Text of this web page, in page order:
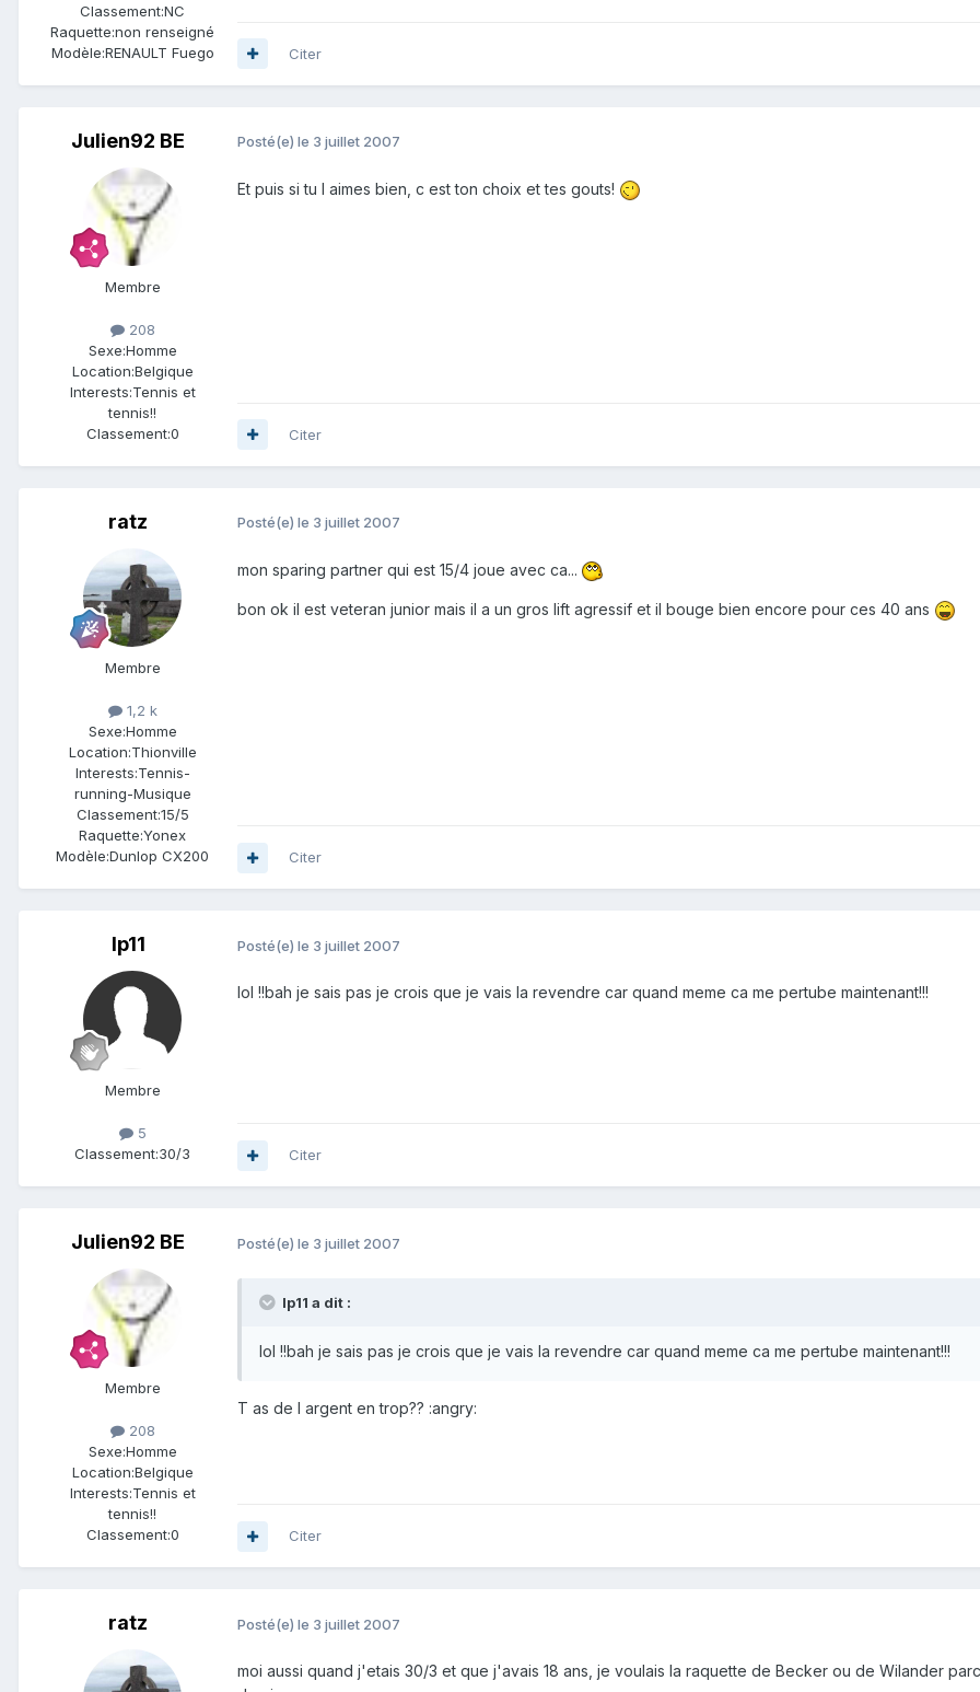
Classement:NC
Raquette:non renseigné
Modèle:RENAULT Fuego Citer
Julien92 BE
Membre
208
Sexe:Homme
Location:Belgique
Interests:Tennis et
tennis!!
Classement:0
Posté(e) le 3 juillet 2007
Et puis si tu l aimes bien, c est ton choix et tes gouts!
Citer
ratz
Membre
1,2 k
Sexe:Homme
Location:Thionville
Interests:Tennis-
running-Musique
Classement:15/5
Raquette:Yonex
Modèle:Dunlop CX200
Posté(e) le 3 juillet 2007
mon sparing partner qui est 15/4 joue avec ca...
bon ok il est veteran junior mais il a un gros lift agressif et il bouge bien encore pour ces 40 ans
Citer
lp11
Membre
5
Classement:30/3
Posté(e) le 3 juillet 2007
lol !!bah je sais pas je crois que je vais la revendre car quand meme ca me pertube maintenant!!!
Citer
Julien92 BE
Membre
208
Sexe:Homme
Location:Belgique
Interests:Tennis et
tennis!!
Classement:0
Posté(e) le 3 juillet 2007
lp11 a dit :
lol !!bah je sais pas je crois que je vais la revendre car quand meme ca me pertube maintenant!!!
T as de l argent en trop?? :angry:
Citer
ratz Posté(e) le 3 juillet 2007
moi aussi quand j'etais 30/3 et que j'avais 18 ans, je voulais la raquette de Becker ou de Wilander